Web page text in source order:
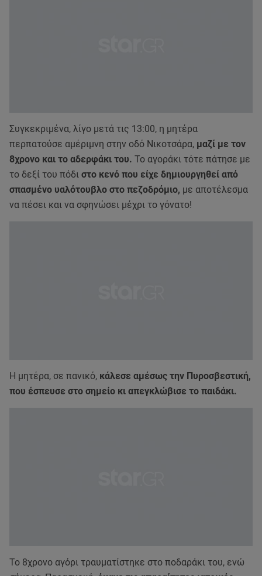
Συγκεκριμένα, λίγο μετά τις 13:00, η μητέρα
περπατούσε αμέριμνη στην οδό Νικοτσάρα, μαζί με τον
8χρονο και το αδερφάκι του. Το αγοράκι τότε πάτησε με
το δεξί του πόδι στο κενό που είχε δημιουργηθεί από
σπασμένο υαλότουβλο στο πεζοδρόμιο, με αποτέλεσμα
να πέσει και να σφηνώσει μέχρι το γόνατο!
Η μητέρα, σε πανικό, κάλεσε αμέσως την Πυροσβεστική,
που έσπευσε στο σημείο κι απεγκλώβισε το παιδάκι.
Το 8χρονο αγόρι τραυματίστηκε στο ποδαράκι του, ενώ